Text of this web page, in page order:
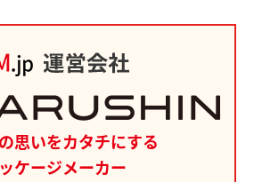
思いをカタチにする
ケージメーカー